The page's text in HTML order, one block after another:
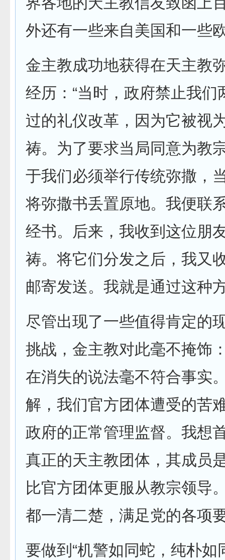
外还有一些来自美国和一些
金主教成功地获得在天主教
经历：“当时，政府禁止我
过的礼仪改革，因为它被视
祷。为了要求当局同意为教
于我们必须举行传统弥撒，
将弥撒书丢置原地。我便联
经书。后来，我收到这位朋
祷。将它们分发之后，我又
邮寄发送。我就是通过这种
尽管出现了一些值得肯定的
挑战，金主教对此毫不掩饰
在消失的说法毫不符合事实
解，我们官方团体遭受的苦
政府的正常管理监督。我想
真正的天主教团体，其成员
比官方团体更服从教宗领导
都一清二楚，满足党的各项
要做到“机警如同蛇，纯朴